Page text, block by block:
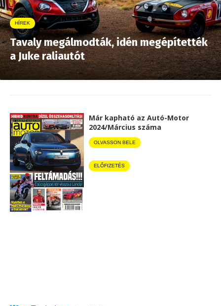
HÍREK
Tavaly megálmodták, idén megépítették
a Juke raliautót
Már kapható az Autó-Motor
2024/Március száma
OLVASSON BELE
ELŐFIZETÉS